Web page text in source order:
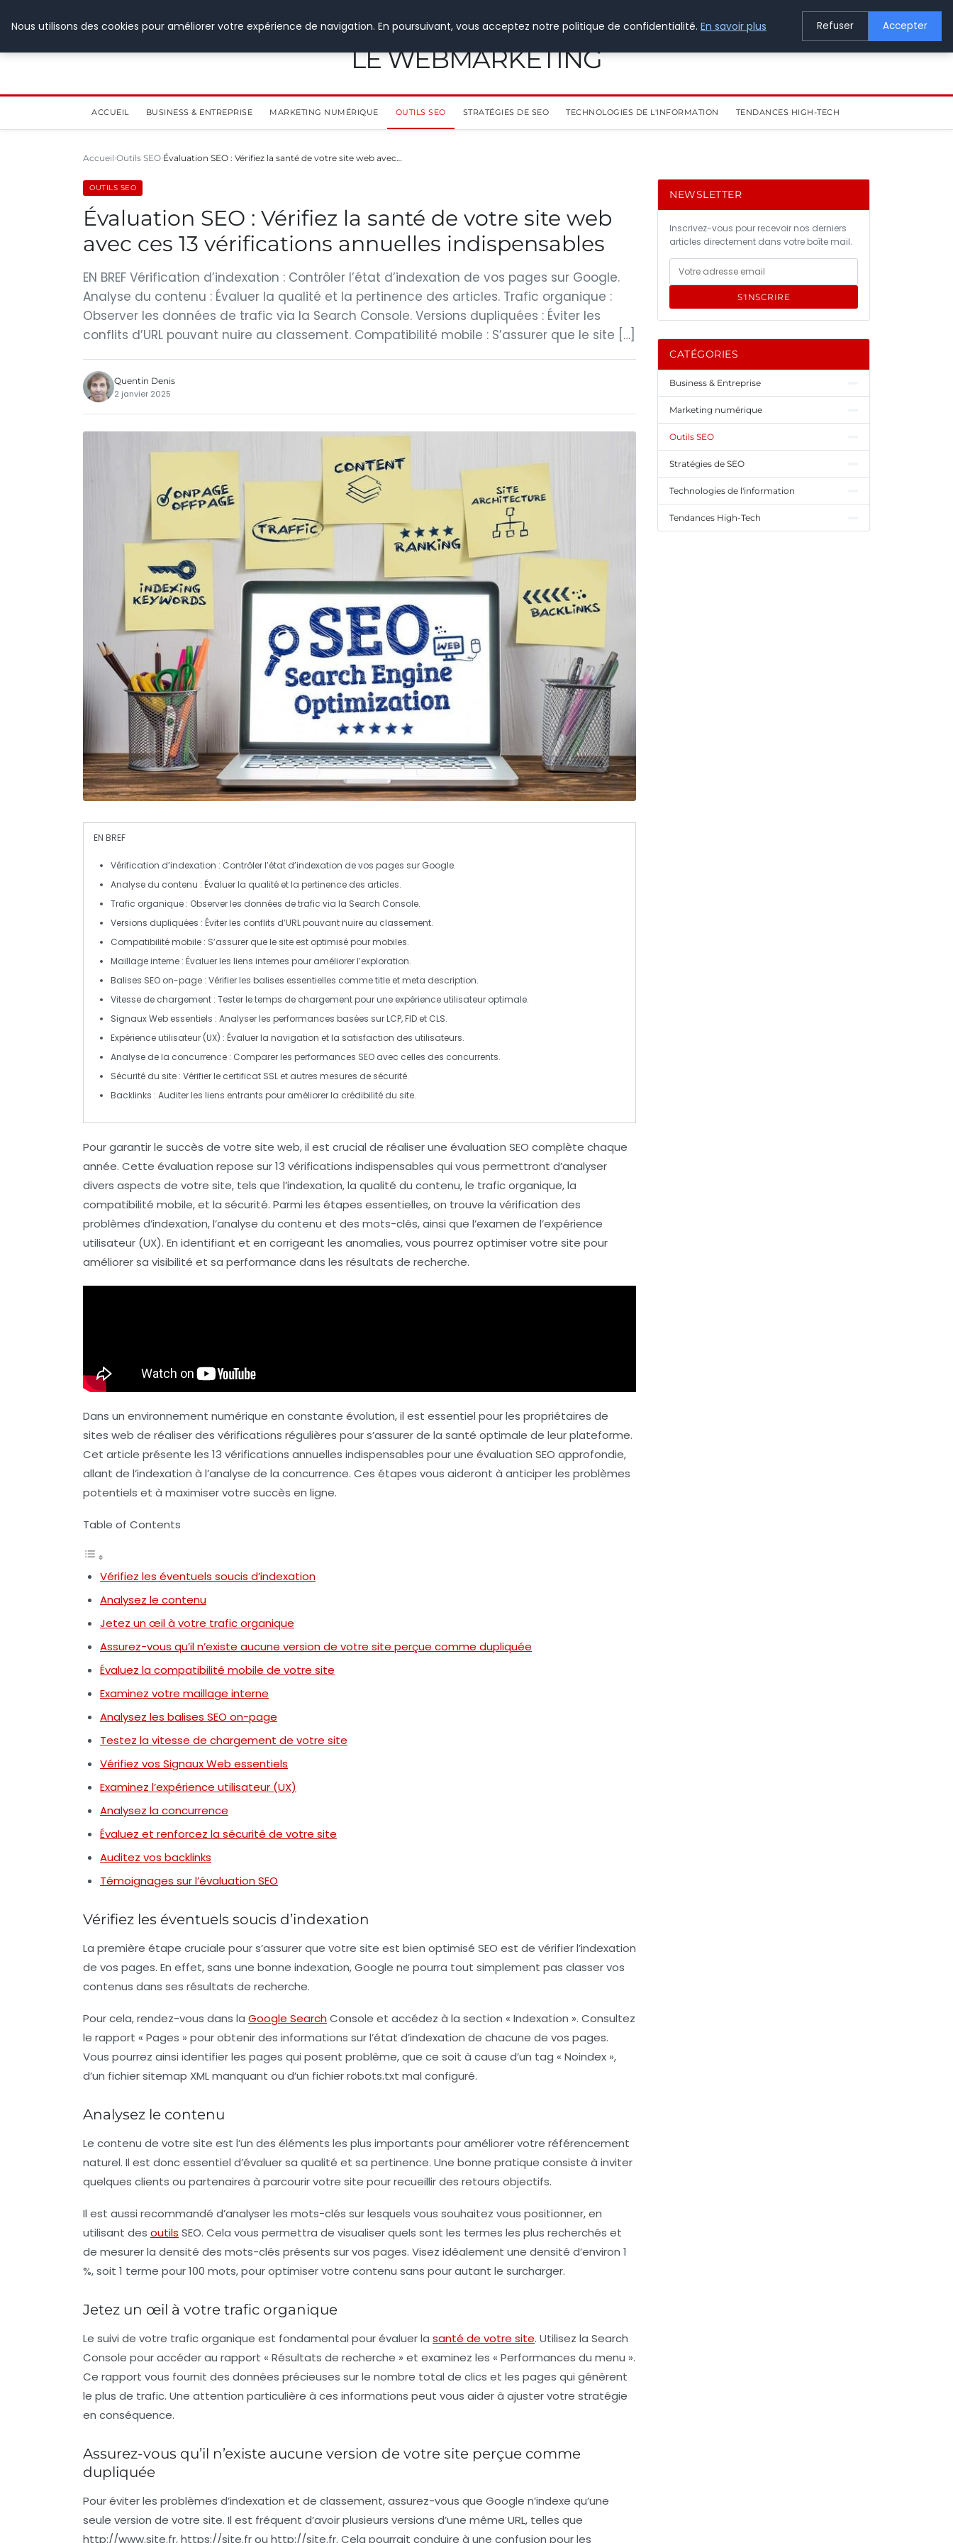
LE WEBMARKETING
ACCUEIL BUSINESS & ENTREPRISE MARKETING NUMÉRIQUE OUTILS SEO STRATÉGIES DE SEO TECHNOLOGIES DE L'INFORMATION TENDANCES HIGH-TECH
Accueil Outils SEO Évaluation SEO : Vérifiez la santé de votre site web avec…
OUTILS SEO
Évaluation SEO : Vérifiez la santé de votre site web
avec ces 13 vérifications annuelles indispensables
EN BREF Vérification d’indexation : Contrôler l’état d’indexation de vos pages sur Google.
Analyse du contenu : Évaluer la qualité et la pertinence des articles. Trafic organique :
Observer les données de trafic via la Search Console. Versions dupliquées : Éviter les
conflits d’URL pouvant nuire au classement. Compatibilité mobile : S’assurer que le site […]
Quentin Denis
2 janvier 2025
EN BREF
Vérification d’indexation : Contrôler l’état d’indexation de vos pages sur Google.
Analyse du contenu : Évaluer la qualité et la pertinence des articles.
Trafic organique : Observer les données de trafic via la Search Console.
Versions dupliquées : Éviter les conflits d’URL pouvant nuire au classement.
Compatibilité mobile : S’assurer que le site est optimisé pour mobiles.
Maillage interne : Évaluer les liens internes pour améliorer l’exploration.
Balises SEO on-page : Vérifier les balises essentielles comme title et meta description.
Vitesse de chargement : Tester le temps de chargement pour une expérience utilisateur optimale.
Signaux Web essentiels : Analyser les performances basées sur LCP, FID et CLS.
Expérience utilisateur (UX) : Évaluer la navigation et la satisfaction des utilisateurs.
Analyse de la concurrence : Comparer les performances SEO avec celles des concurrents.
Sécurité du site : Vérifier le certificat SSL et autres mesures de sécurité.
Backlinks : Auditer les liens entrants pour améliorer la crédibilité du site.
Pour garantir le succès de votre site web, il est crucial de réaliser une évaluation SEO complète chaque
année. Cette évaluation repose sur13 vérifications indispensables qui vous permettront d’analyser
divers aspects de votre site, tels que l’indexation, la qualité du contenu, le trafic organique, la
compatibilité mobile, et la sécurité. Parmi les étapes essentielles, on trouve la vérification des
problèmes d’indexation, l’analyse du contenu et des mots-clés, ainsi que l’examen de l’expérience
utilisateur (UX). En identifiant et en corrigeant les anomalies, vous pourrez optimiser votre site pour
améliorer sa visibilité et sa performance dans les résultats de recherche.
Dans un environnement numérique en constante évolution, il est essentiel pour les propriétaires de
sites web de réaliser des vérifications régulières pour s’assurer de la santé optimale de leur plateforme.
Cet article présente les 13 vérifications annuelles indispensables pour une évaluation SEO approfondie,
allant de l’indexation à l’analyse de la concurrence. Ces étapes vous aideront à anticiper les problèmes
potentiels et à maximiser votre succès en ligne.
Table of Contents
Vérifiez les éventuels soucis d’indexation
Analysez le contenu
Jetez un œil à votre trafic organique
Assurez-vous qu’il n’existe aucune version de votre site perçue comme dupliquée
Évaluez la compatibilité mobile de votre site
Examinez votre maillage interne
Analysez les balises SEO on-page
Testez la vitesse de chargement de votre site
Vérifiez vos Signaux Web essentiels
Examinez l’expérience utilisateur (UX)
Analysez la concurrence
Évaluez et renforcez la sécurité de votre site
Auditez vos backlinks
Témoignages sur l’évaluation SEO
Vérifiez les éventuels soucis d’indexation
La première étape cruciale pour s’assurer que votre site est bien optimisé SEO est de vérifier l’indexation
de vos pages. En effet, sans une bonne indexation, Google ne pourra tout simplement pas classer vos
contenus dans ses résultats de recherche.
Pour cela, rendez-vous dans la Google SearchConsole et accédez à la section « Indexation ». Consultez
le rapport « Pages » pour obtenir des informations sur l’état d’indexation de chacune de vos pages.
Vous pourrez ainsi identifier les pages qui posent problème, que ce soit à cause d’un tag « Noindex »,
d’un fichier sitemap XML manquant ou d’un fichier robots.txt mal configuré.
Analysez le contenu
Le contenu de votre site est l’un des éléments les plus importants pour améliorer votre référencement
naturel. Il est donc essentiel d’évaluer sa qualité et sa pertinence. Une bonne pratique consiste à inviter
quelques clients ou partenaires à parcourir votre site pour recueillir des retours objectifs.
Il est aussi recommandé d’analyser les mots-clés sur lesquels vous souhaitez vous positionner, en
utilisant des outils SEO. Cela vous permettra de visualiser quels sont les termes les plus recherchés et
de mesurer la densité des mots-clés présents sur vos pages. Visez idéalement une densité d’environ 1
%, soit 1 terme pour 100 mots, pour optimiser votre contenu sans pour autant le surcharger.
Jetez un œil à votre trafic organique
Le suivi de votre trafic organique est fondamental pour évaluer la santé de votre site. Utilisez la Search
Console pour accéder au rapport « Résultats de recherche » et examinez les « Performances du menu ».
Ce rapport vous fournit des données précieuses sur le nombre total de clics et les pages qui génèrent
le plus de trafic. Une attention particulière à ces informations peut vous aider à ajuster votre stratégie
en conséquence.
Assurez-vous qu’il n’existe aucune version de votre site perçue comme
dupliquée
Pour éviter les problèmes d’indexation et de classement, assurez-vous que Google n’indexe qu’une
seule version de votre site. Il est fréquent d’avoir plusieurs versions d’une même URL, telles que
http://www.site.fr,https://site.frou http://site.fr. Cela pourrait conduire à une confusion pour les
NEWSLETTER
Inscrivez-vous pour recevoir nos derniers
articles directement dans votre boîte mail.
S'INSCRIRE
CATÉGORIES
Business & Entreprise
Marketing numérique
Outils SEO
Stratégies de SEO
Technologies de l'information
Tendances High-Tech
Nous utilisons des cookies pour améliorer votre expérience de navigation. En poursuivant, vous acceptez notre politique de confidentialité. En savoir plus Refuser Accepter